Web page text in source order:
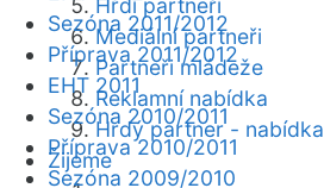
Hrdí partneři
Mediální partneři
Partneři mládeže
Reklamní nabídka
Hrdý partner - nabídka
Žijeme
Sezóna 2011/2012
Příprava 2011/2012
EHT 2011
Sezóna 2010/2011
Příprava 2010/2011
Sezóna 2009/2010